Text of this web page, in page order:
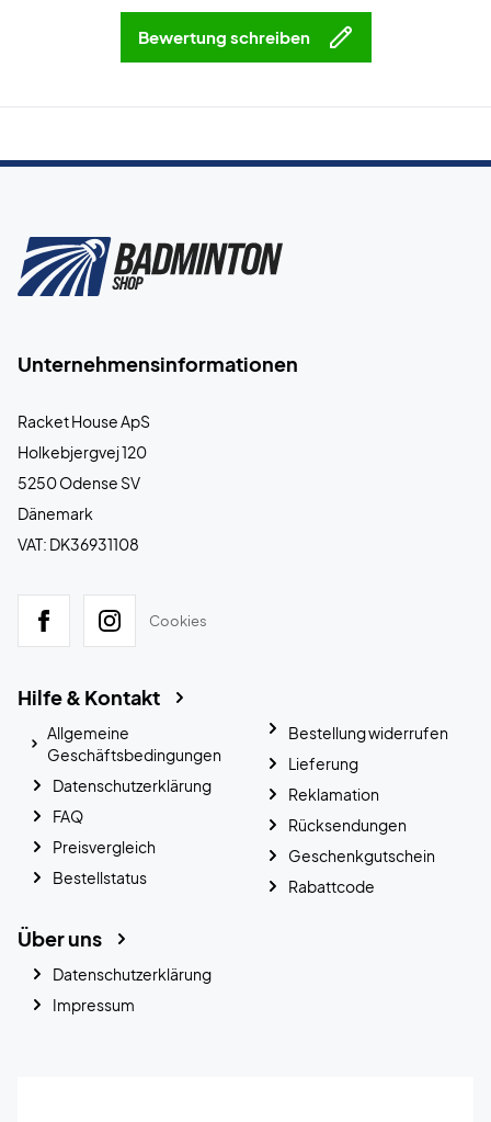
Bewertung schreiben
Unternehmensinformationen
Racket House ApS
Holkebjergvej 120
5250 Odense SV
Dänemark
VAT: DK36931108
Cookies
Hilfe & Kontakt
Allgemeine
Geschäftsbedingungen
Datenschutzerklärung
FAQ
Preisvergleich
Bestellstatus
Bestellung widerrufen
Lieferung
Reklamation
Rücksendungen
Geschenkgutschein
Rabattcode
Über uns
Datenschutzerklärung
Impressum